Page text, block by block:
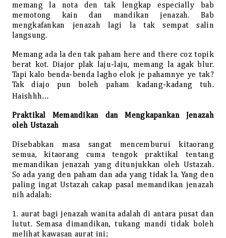
memang la nota den tak lengkap especially bab
memotong kain dan mandikan jenazah. Bab
mengkafankan jenazah lagi la tak sempat salin
langsung.
Memang ada la den tak paham here and there coz topik
berat kot. Diajor plak laju-laju, memang la agak blur.
Tapi kalo benda-benda lagho elok je pahamnye ye tak?
Tak diajo pun boleh paham kadang-kadang tuh.
Haishhh…
Praktikal Memandikan dan Mengkapankan Jenazah
oleh Ustazah
Disebabkan masa sangat mencemburui kitaorang
semua, kitaorang cuma tengok praktikal tentang
memandikan jenazah yang ditunjukkan oleh Ustazah.
So ada yang den paham dan ada yang tidak la. Yang den
paling ingat Ustazah cakap pasal memandikan jenazah
nih adalah:
1. aurat bagi jenazah wanita adalah di antara pusat dan
lutut. Semasa dimandikan, tukang mandi tidak boleh
melihat kawasan aurat ini;